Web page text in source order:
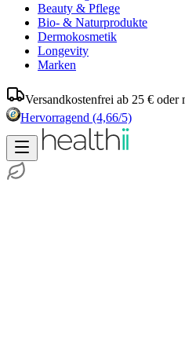
Beauty & Pflege
Bio- & Naturprodukte
Dermokosmetik
Longevity
Marken
Versandkostenfrei ab 25 € oder
Hervorragend (4,66/5)